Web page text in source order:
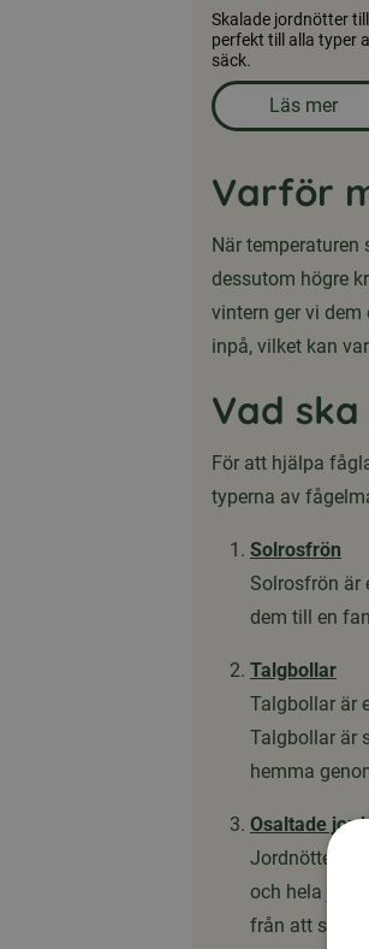
Skalade jordnötter
perfekt till alla typer
säck.
Läs mer
om
Varför
När temperaturen
dessutom högre
vintern ger vi
inpå, vilket kan
Vad
För att hjälpa
typerna av
Solrosfrön
Solrosfrön är
dem till en
Talgbollar
Talgbollar är
Talgbollar är
hemma
Osaltade
Jordnötter är
och hela
från att spillas.